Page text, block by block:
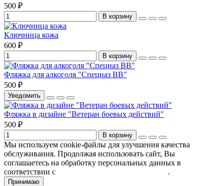
500 ₽
В корзину
Ключница кожа
600 ₽
В корзину
Фляжка для алкоголя "Спецназ ВВ"
500 ₽
Уведомить
Фляжка в дизайне "Ветеран боевых действий"
500 ₽
В корзину
Мы используем cookie-файлы для улучшения качества
обслуживания. Продолжая использовать сайт, Вы
соглашаетесь на обработку персональных данных в
соответствии с
.
Принимаю